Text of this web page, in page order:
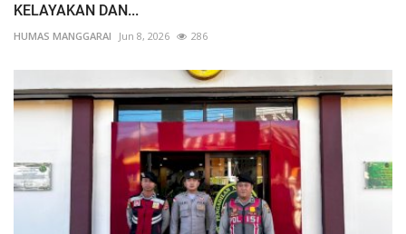
KELAYAKAN DAN...
HUMAS MANGGARAI Jun 8, 2026 286